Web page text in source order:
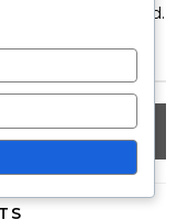
på sitt hemland.